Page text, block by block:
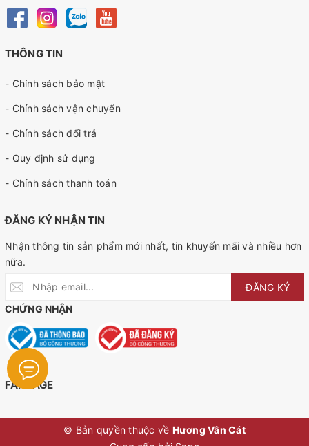
THÔNG TIN
- Chính sách bảo mật
- Chính sách vận chuyển
- Chính sách đổi trả
- Quy định sử dụng
- Chính sách thanh toán
ĐĂNG KÝ NHẬN TIN
Nhận thông tin sản phẩm mới nhất, tin khuyến mãi và nhiều hơn
nữa.
ĐĂNG KÝ
CHỨNG NHẬN
FANPAGE
© Bản quyền thuộc về Hương Vân Cát